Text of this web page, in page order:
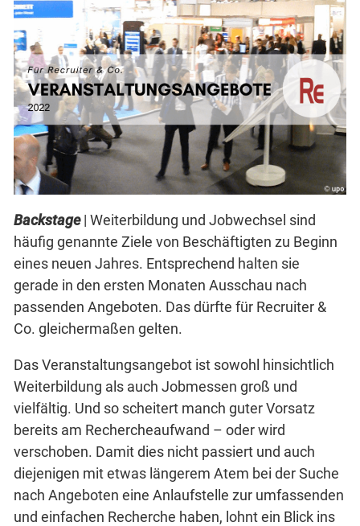
Backstage| Weiterbildung und Jobwechsel sind
häufig genannte Ziele von Beschäftigten zu Beginn
eines neuen Jahres. Entsprechend halten sie
gerade in den ersten Monaten Ausschau nach
passenden Angeboten. Das dürfte für Recruiter &
Co. gleichermaßen gelten.
Das Veranstaltungsangebot ist sowohl hinsichtlich
Weiterbildung als auch Jobmessen groß und
vielfältig. Und so scheitert manch guter Vorsatz
bereits am Rechercheaufwand – oder wird
verschoben. Damit dies nicht passiert und auch
diejenigen mit etwas längerem Atem bei der Suche
nach Angeboten eine Anlaufstelle zur umfassenden
und einfachen Recherche haben, lohnt ein Blick ins